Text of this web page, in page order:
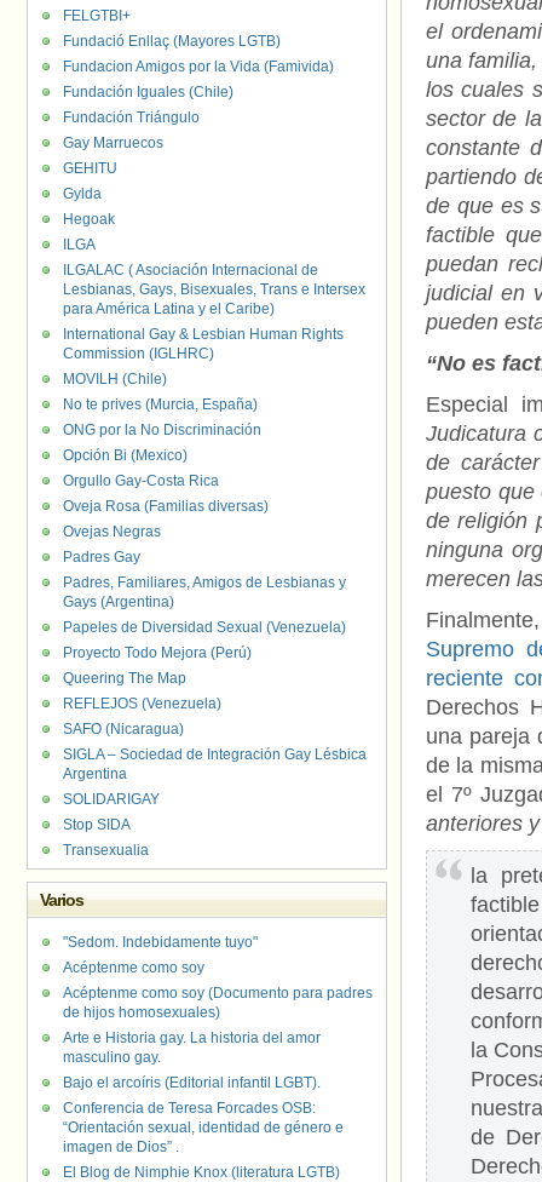
el
una
los cuales
sector de
constante
partiendo
de que es
factible
puedan
judicial en
pueden
“No es
Especial
Judicatura
de
puesto que
de religión
ninguna
merecen
Supremo
reciente
Derechos
una pareja
de la
el 7º
anteriores
la
la
de
FELGTBI+
Fundació Enllaç (Mayores LGTB)
Fundacion Amigos por la Vida (Famivida)
Fundación Iguales (Chile)
Fundación Triángulo
Gay Marruecos
GEHITU
Gylda
Hegoak
ILGA
ILGALAC ( Asociación Internacional de
Lesbianas, Gays, Bisexuales, Trans e Intersex
para América Latina y el Caribe)
International Gay & Lesbian Human Rights
Commission (IGLHRC)
MOVILH (Chile)
No te prives (Murcia, España)
ONG por la No Discriminación
Opción Bi (Mexico)
Orgullo Gay-Costa Rica
Oveja Rosa (Familias diversas)
Ovejas Negras
Padres Gay
Padres, Familiares, Amigos de Lesbianas y
Gays (Argentina)
Papeles de Diversidad Sexual (Venezuela)
Proyecto Todo Mejora (Perú)
Queering The Map
REFLEJOS (Venezuela)
SAFO (Nicaragua)
SIGLA – Sociedad de Integración Gay Lésbica
Argentina
SOLIDARIGAY
Stop SIDA
Transexualia
Varios
"Sedom. Indebidamente tuyo"
Acéptenme como soy
Acéptenme como soy (Documento para padres
de hijos homosexuales)
Arte e Historia gay. La historia del amor
masculino gay.
Bajo el arcoíris (Editorial infantil LGBT).
Conferencia de Teresa Forcades OSB:
“Orientación sexual, identidad de género e
imagen de Dios” .
El Blog de Nimphie Knox (literatura LGTB)